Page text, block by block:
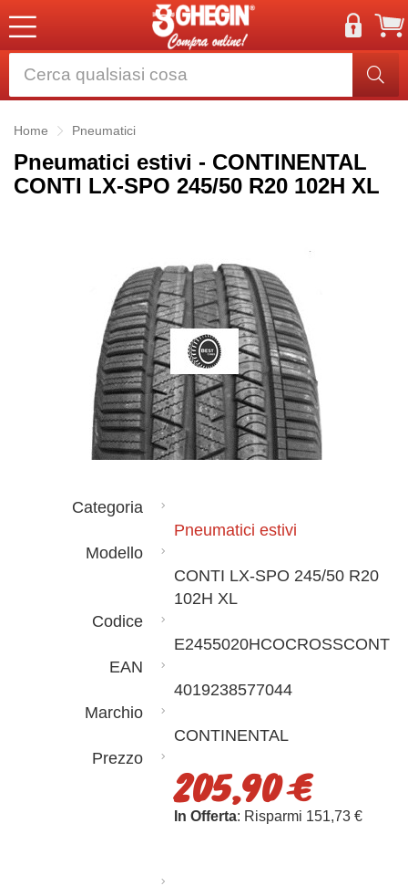
Home Pneumatici
Pneumatici estivi - CONTINENTAL
CONTI LX-SPO 245/50 R20 102H XL
Categoria
Pneumatici estivi
Modello
CONTI LX-SPO 245/50 R20
102H XL
Codice
E2455020HCOCROSSCONT
EAN
4019238577044
Marchio
CONTINENTAL
Prezzo
205,90 €
In Offerta: Risparmi 151,73 €